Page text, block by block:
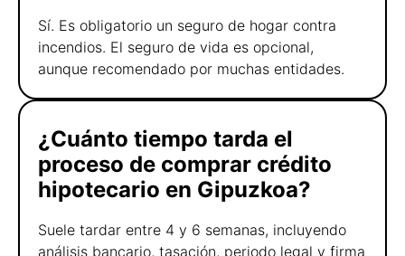
Sí. Es obligatorio un seguro de hogar contra
incendios. El seguro de vida es opcional,
aunque recomendado por muchas entidades.
¿Cuánto tiempo tarda el
proceso de comprar crédito
hipotecario en Gipuzkoa?
Suele tardar entre 4 y 6 semanas, incluyendo
análisis bancario, tasación, periodo legal y firma